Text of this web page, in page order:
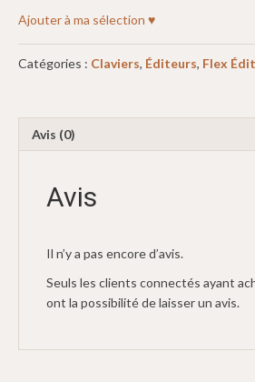
Ajouter à ma sélection ♥
Catégories : Claviers, Éditeurs, Flex
Avis (0)
Avis
Il n’y a pas encore d’avis.
Seuls les clients connectés ayant
ont la possibilité de laisser un avis.